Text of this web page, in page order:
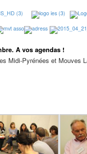
A vos agendas !
Midi-Pyrénées et Mouves